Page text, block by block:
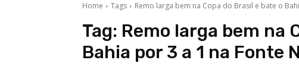
Home Tags Remo larga bem na Copa do Brasil e bate o
Tag: Remo larga bem na
Bahia por 3 a 1 na Fonte